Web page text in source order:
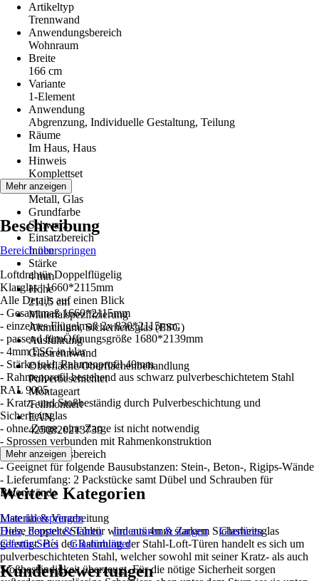
Artikeltyp
Trennwand
Anwendungsbereich
Wohnraum
Breite
166 cm
Variante
1-Element
Anwendung
Abgrenzung, Individuelle Gestaltung, Teilung
Räume
Im Haus, Haus
Hinweis
Komplettset
Material
Metall, Glas
Grundfarbe
Schwarz
Einsatzbereich
Innen
Stärke
4 mm
Höhe
211,5 cm
Materialspezifizierung
Aluminium, Sicherheitsglas (ESG)
Ausführung
Glastrennwand
Oberfläche/Oberflächenbehandlung
Pulverbeschichtet
Montageart
Teilmontiert
EAN
4250820213739
Mehr anzeigen
Beschreibung
Bereich überspringen
Loftdrehtür Doppelflügelig
Klarglas | 1660*2115mm
Alle Details auf einen Blick
- Gesamtmaß 1660*2115mm
- einzelnes Flügelmaß 2x 830*2115mm
- passend fürnÖffnungsgröße 1680*2139mm
- 4mm ESG in klar
- Stärke inkl. Rahmenprofil 40mm
- Rahmenprofil bestehend aus schwarz pulverbeschichtetem Stahl
RAL 9005
- Kratz- und Stoßbeständig durch Pulverbeschichtung und
Sicherheitsglas
- ohne Zarge, eine Zarge ist nicht notwendig
- Sprossen verbunden mit Rahmenkonstruktion
- 180° Öffnungsbereich
- Geeignet für folgende Bausubstanzen: Stein-, Beton-, Rigips-Wände
- Lieferumfang: 2 Packstücke samt Dübel und Schrauben für
Betonwände
Material & Verarbeitung
Diese doppelte Stahltür wird aus 4mm starkem Sicherheitsglas
gefertigt. Bei der Rahmung der Stahl-Loft-Türen handelt es sich um
pulverbeschichteten Stahl, welcher sowohl mit seiner Kratz- als auch
Stoßbeständigkeit überzeugt. Für die nötige Sicherheit sorgen
Mehr anzeigen
Weitere Kategorien
Liste überspringen
Holz, Fenster & Türen
Innentüren & Zargen
Glastüren
Glastür-Set´s
Glastürblätter
Kundenbewertungen